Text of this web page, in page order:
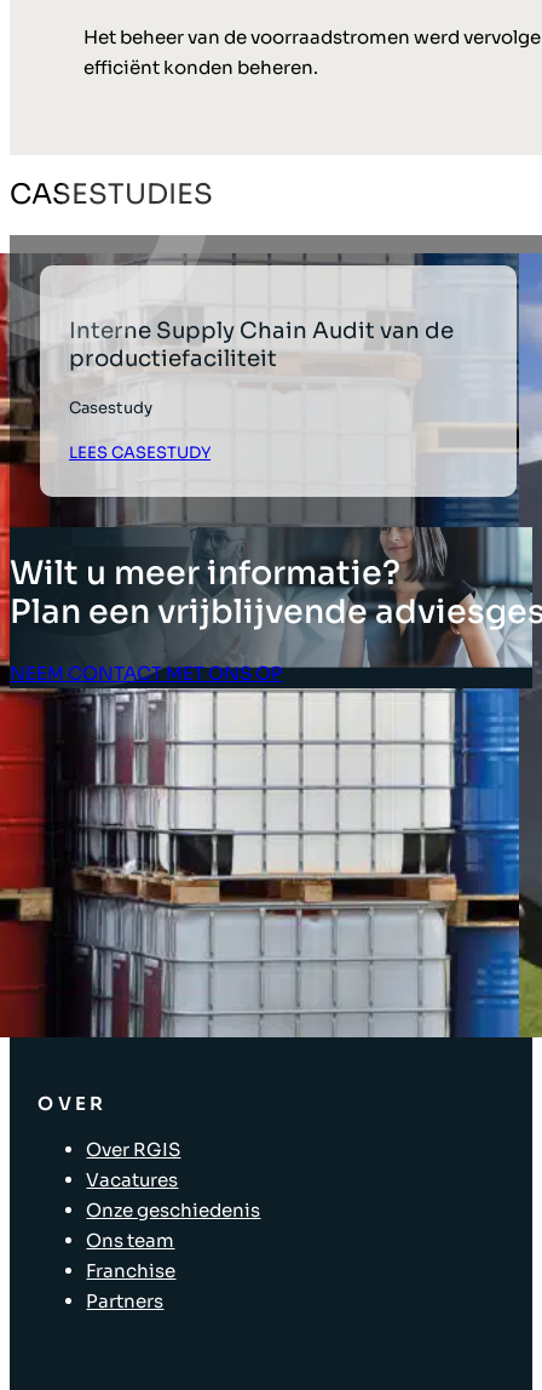
Het beheer van de voorraadstromen werd
efficiënt konden beheren.
CASESTUDIES
Interne Supply Chain Audit van de
productiefaciliteit
Casestudy
LEES CASESTUDY
Wilt u meer informatie?
Plan een vrijblijvende
NEEM CONTACT MET ONS OP
Klant Login
OPLOSSINGEN
Inventarisoplossingen
Bedrijfsoplossingen
Oplossingen voor de toeleveringsketen
Asset tagging
Oplossingen voor winkelverkoop
Winkelindeling
OVER
Over RGIS
Vacatures
Onze geschiedenis
Ons team
Franchise
Partners